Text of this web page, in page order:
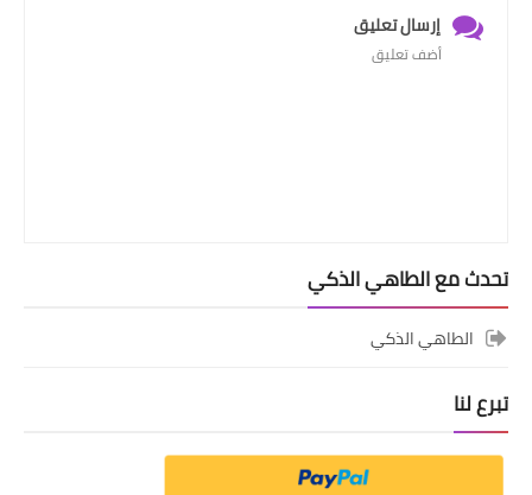
إرسال تعليق
أضف تعليق
تحدث مع الطاهي الذكي
الطاهي الذكي
تبرع لنا